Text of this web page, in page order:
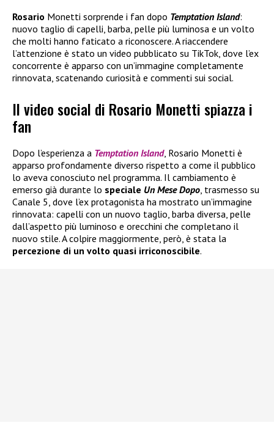
Rosario Monetti sorprende i fan dopo Temptation Island:
nuovo taglio di capelli, barba, pelle più luminosa e un volto
che molti hanno faticato a riconoscere. A riaccendere
l’attenzione è stato un video pubblicato su TikTok, dove l’ex
concorrente è apparso con un’immagine completamente
rinnovata, scatenando curiosità e commenti sui social.
Il video social di Rosario Monetti spiazza i
fan
Dopo l’esperienza a Temptation Island, Rosario Monetti è
apparso profondamente diverso rispetto a come il pubblico
lo aveva conosciuto nel programma. Il cambiamento è
emerso già durante lo speciale Un Mese Dopo , trasmesso su
Canale 5, dove l’ex protagonista ha mostrato un’immagine
rinnovata: capelli con un nuovo taglio, barba diversa, pelle
dall’aspetto più luminoso e orecchini che completano il
nuovo stile. A colpire maggiormente, però, è stata la
percezione di un volto quasi irriconoscibile.